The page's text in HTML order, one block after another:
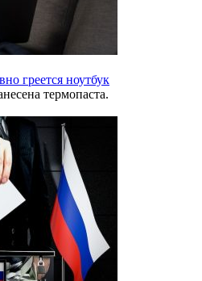
греется ноутбук
термопаста.